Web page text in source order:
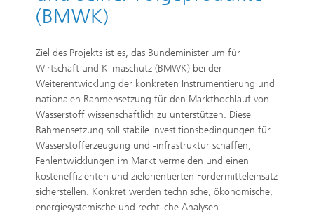
(BMWK)
Ziel des Projekts ist es, das Bundeministerium für
Wirtschaft und Klimaschutz (BMWK) bei der
Weiterentwicklung der konkreten Instrumentierung und
nationalen Rahmensetzung für den Markthochlauf von
Wasserstoff wissenschaftlich zu unterstützen. Diese
Rahmensetzung soll stabile Investitionsbedingungen für
Wasserstofferzeugung und -infrastruktur schaffen,
Fehlentwicklungen im Markt vermeiden und einen
kosteneffizienten und zielorientierten Fördermitteleinsatz
sicherstellen. Konkret werden technische, ökonomische,
energiesystemische und rechtliche Analysen